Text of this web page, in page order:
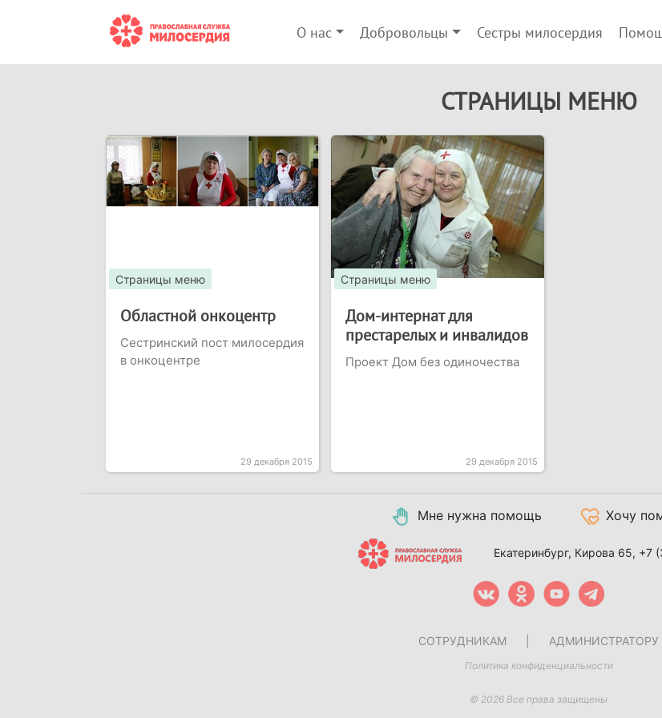
О нас Добровольцы Сестры милосердия
СТРАНИЦЫ МЕНЮ
Страницы меню
Областной онкоцентр
Сестринский пост милосердия
в онкоцентре
29 декабря 2015
Страницы меню
Дом-интернат для
престарелых и инвалидов
Проект Дом без одиночества
29 декабря 2015
Мне нужна помощь Хочу
Екатеринбург, Кирова 65, +7
СОТРУДНИКАМ АДМИНИСТРАТОРУ
Политика конфиденциальности
© 2026 Все права защищены